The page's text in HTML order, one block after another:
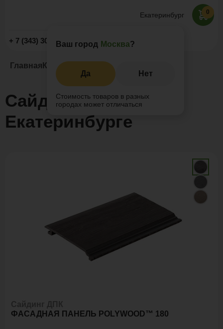
Екатеринбург
Ваш город Москва?
Да Нет
Стоимость товаров в разных
городах может отличаться
+ 7 (343) 302-20-52 Заказать звонок
0
Главная Каталог Сайдинг ДПК
Сайдинг ДПК в
Екатеринбурге
ФАСАДНАЯ ПАНЕЛЬ POLYWOOD™ 180